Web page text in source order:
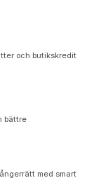
och butikskredit
bättre
med smart